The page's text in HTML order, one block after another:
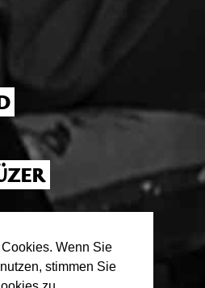
Wenn Sie
stimmen Sie